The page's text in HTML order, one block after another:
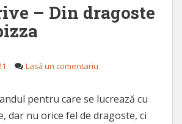
– Din dragoste
Lasă un comentariu
pentru care se lucrează cu
dar nu orice fel de dragoste, ci